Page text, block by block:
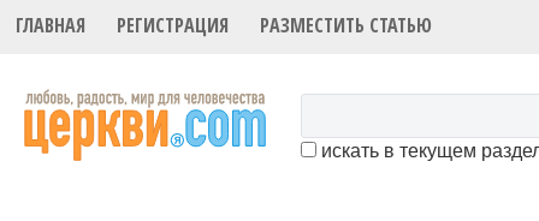
ГЛАВНАЯ РЕГИСТРАЦИЯ РАЗМЕСТИТЬ СТАТЬЮ
искать в текущем